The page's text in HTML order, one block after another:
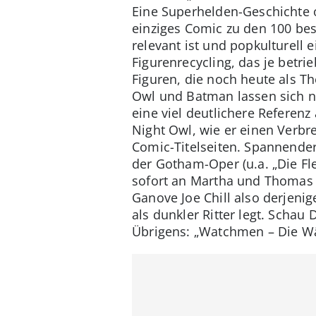
Eine Superhelden-
einziges Comic zu den 100
relevant ist und popkulturell
Figurenrecycling, das je
Figuren, die noch heute als
Owl und Batman lassen sich
eine viel deutlichere
Night Owl, wie er einen
Comic-Titelseiten.
der Gotham-Oper (u.a. „Die
sofort an Martha und
Ganove Joe Chill also
als dunkler Ritter legt. Schau
Übrigens: „Watchmen – Die